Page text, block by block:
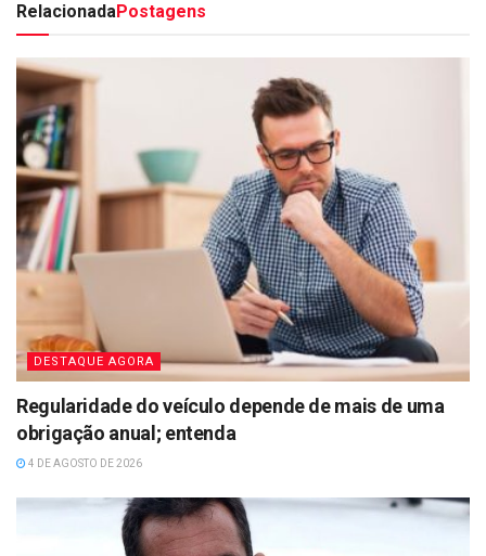
RelacionadaPostagens
DESTAQUE AGORA
Regularidade do veículo depende de mais de uma
obrigação anual; entenda
4 DE AGOSTO DE 2026